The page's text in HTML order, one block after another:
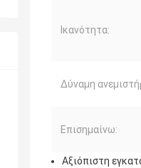
Ικανότητα:
Δύναμη
Επισημαίνω:
Αξιόπιστη